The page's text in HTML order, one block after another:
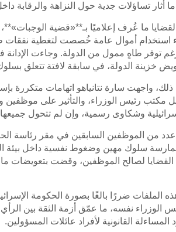
ما أثار تساؤلات جدية حول النزاهة والرقابة
استخدام أموال عامة خُصصت لتغطية نفقات
رغم توفر طاهٍ ممول من الدولة. وجاءت
خزينة الدولة، في سابقة لافتة تتعلق
ذلك، واجهت سارة نتانياهو اتهامات متكررة
مكتب رئيس الوزراء، والتأثير على موظفين
وشكاوى رسمية، وإن لم تتحول جميعها
من الموظفين السابقين في مقر رئاسة
بممارسة سلوك مهين وضغوط نفسية داخل بيئة
لصالح الموظفين، وقضت بتعويضات
الملفات ضررًا بالغًا بصورة الحكومة
الوزراء نفسه، ما عمّق أزمة الثقة بين
القانونية لأفراد عائلات المسؤولين.